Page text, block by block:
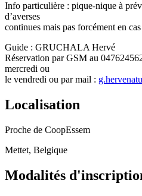
Info particulière : pique-nique à
d’averses
continues mais pas forcément en
Guide : GRUCHALA Hervé
Réservation par GSM au
mercredi ou
le vendredi ou par mail :
Localisation
Proche de CoopEssem
Mettet, Belgique
Modalités